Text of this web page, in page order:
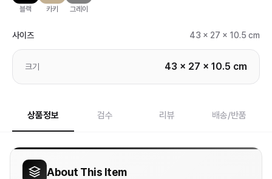
블랙 카키 그레이
사이즈 43 x 27 x 10.5 cm
크기 43 x 27 x 10.5 cm
상품정보 검수 리뷰 배송/반품
About This Item